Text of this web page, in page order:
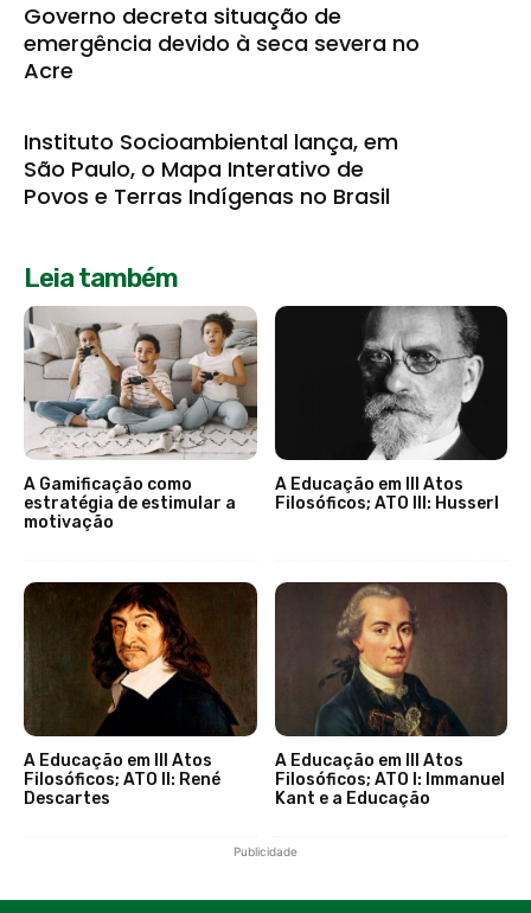
Governo decreta situação de
emergência devido à seca severa no
Acre
Instituto Socioambiental lança, em
São Paulo, o Mapa Interativo de
Povos e Terras Indígenas no Brasil
Leia também
A Gamificação como
estratégia de estimular a
motivação
A Educação em III Atos
Filosóficos; ATO III: Husserl
A Educação em III Atos
Filosóficos; ATO II: René
Descartes
A Educação em III Atos
Filosóficos; ATO I: Immanuel
Kant e a Educação
Publicidade